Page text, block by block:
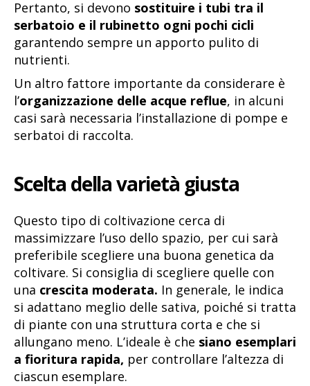
Pertanto, si devono sostituire i tubi tra il
serbatoio e il rubinetto ogni pochi cicli
garantendo sempre un apporto pulito di
nutrienti.
Un altro fattore importante da considerare è
l’organizzazione delle acque reflue, in alcuni
casi sarà necessaria l’installazione di pompe e
serbatoi di raccolta.
Scelta della varietà giusta
Questo tipo di coltivazione cerca di
massimizzare l’uso dello spazio, per cui sarà
preferibile scegliere una buona genetica da
coltivare. Si consiglia di scegliere quelle con
una crescita moderata. In generale, le indica
si adattano meglio delle sativa, poiché si tratta
di piante con una struttura corta e che si
allungano meno. L’ideale è che siano esemplari
a fioritura rapida, per controllare l’altezza di
ciascun esemplare.